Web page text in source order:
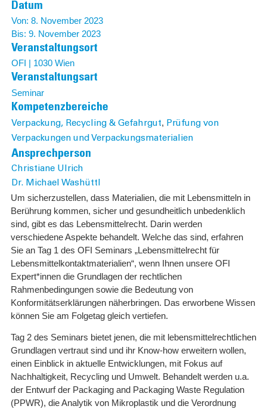
Um sicherzustellen, dass Materialien, die mit Lebensmitteln in
Berührung kommen, sicher und gesundheitlich unbedenklich
sind, gibt es das Lebensmittelrecht. Darin werden
verschiedene Aspekte behandelt. Welche das sind, erfahren
Sie an Tag 1 des OFI Seminars „Lebensmittelrecht für
Lebensmittelkontaktmaterialien“, wenn Ihnen unsere OFI
Expert*innen die Grundlagen der rechtlichen
Rahmenbedingungen sowie die Bedeutung von
Konformitätserklärungen näherbringen. Das erworbene Wissen
können Sie am Folgetag gleich vertiefen.
Tag 2 des Seminars bietet jenen, die mit lebensmittelrechtlichen
Grundlagen vertraut sind und ihr Know-how erweitern wollen,
einen Einblick in aktuelle Entwicklungen, mit Fokus auf
Nachhaltigkeit, Recycling und Umwelt. Behandelt werden u.a.
der Entwurf der Packaging and Packaging Waste Regulation
(PPWR), die Analytik von Mikroplastik und die Verordnung
Datum
Von: 8. November 2023
Bis: 9. November 2023
Veranstaltungsort
OFI | 1030 Wien
Veranstaltungsart
Seminar
Kompetenzbereiche
Verpackung, Recycling & Gefahrgut, Prüfung von
Verpackungen und Verpackungsmaterialien
Ansprechperson
Christiane Ulrich
Dr. Michael Washüttl